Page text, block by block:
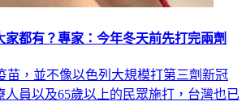
家都有？專家：今年冬天前先打完兩劑
苗，並不像以色列大規模打第三劑新冠
人員以及65歲以上的民眾施打，台灣也已